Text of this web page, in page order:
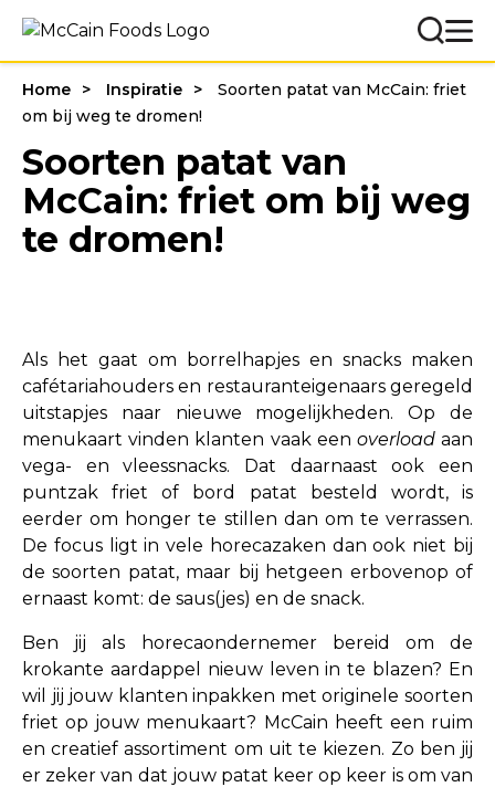
Home Inspiratie
Soorten patat van McCain: friet
om bij weg te dromen!
Soorten patat van
McCain: friet om bij weg
te dromen!
Als het gaat om borrelhapjes en snacks maken
cafétariahouders en restauranteigenaars geregeld
uitstapjes naar nieuwe mogelijkheden. Op de
menukaart vinden klanten vaak een overloadaan
vega- en vleessnacks. Dat daarnaast ook een
puntzak friet of bord patat besteld wordt, is
eerder om honger te stillen dan om te verrassen.
De focus ligt in vele horecazaken dan ook niet bij
de soorten patat, maar bij hetgeen erbovenop of
ernaast komt: de saus(jes) en de snack.
Ben jij als horecaondernemer bereid om de
krokante aardappel nieuw leven in te blazen? En
wil jij jouw klanten inpakken met originele soorten
friet op jouw menukaart? McCain heeft een ruim
en creatief assortiment om uit te kiezen. Zo ben jij
er zeker van dat jouw patat keer op keer is om van